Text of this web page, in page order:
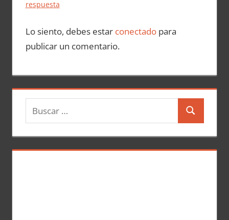
respuesta
Lo siento, debes estar conectadopara
publicar un comentario.
u
s
c
s